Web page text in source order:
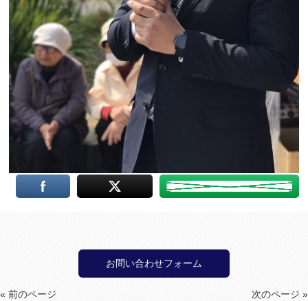
お問い合わせフォーム
« 前のページ 次のページ »